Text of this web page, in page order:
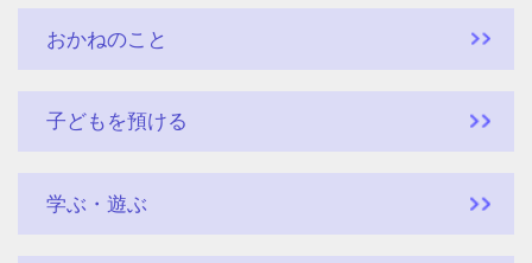
おかねのこと
子どもを預ける
学ぶ・遊ぶ